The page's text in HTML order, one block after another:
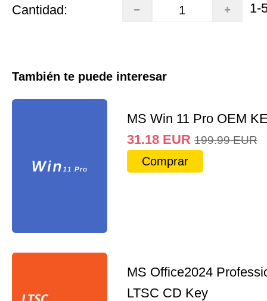
Cantidad: 1-
También te puede interesar
MS Win 11 Pro OEM
31.18 EUR 199.99 EUR
Comprar
MS Office2024
LTSC CD Key